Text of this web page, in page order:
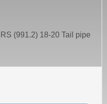
(991.2) 18-20 Tail pipe